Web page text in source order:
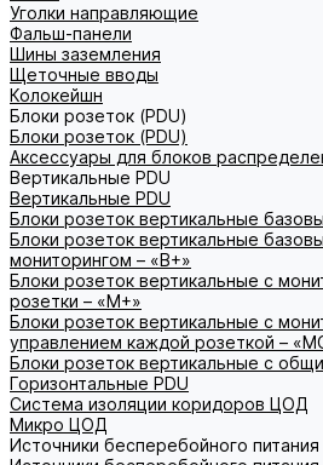
Уголки направляющие
Фальш-панели
Шины заземления
Щеточные вводы
Колокейшн
Блоки розеток (PDU)
Блоки розеток (PDU)
Аксессуары для блоков
Вертикальные PDU
Вертикальные PDU
Блоки розеток вертикальные
Блоки розеток вертикальные
мониторингом – «В+»
Блоки розеток вертикальные с
розетки – «М+»
Блоки розеток вертикальные с
управлением каждой розеткой –
Блоки розеток вертикальные с
Горизонтальные PDU
Система изоляции коридоров ЦОД
Микро ЦОД
Источники бесперебойного питания